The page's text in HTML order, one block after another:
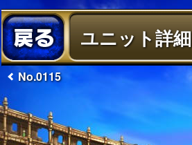
ユニット詳細
No.0115